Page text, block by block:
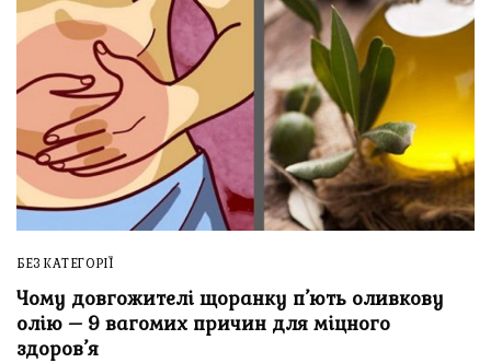
БЕЗ КАТЕГОРІЇ
Чому довгожителі щоранку п’ють оливкову
олію – 9 вагомих причин для міцного
здоров’я